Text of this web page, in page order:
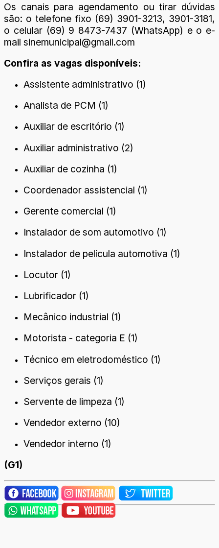
Os canais para agendamento ou tirar dúvidas
são: o telefone fixo (69) 3901-3213, 3901-3181,
o celular (69) 9 8473-7437 (WhatsApp) e o e-
mail sinemunicipal@gmail.com
Confira as vagas disponíveis:
Assistente administrativo (1)
Analista de PCM (1)
Auxiliar de escritório (1)
Auxiliar administrativo (2)
Auxiliar de cozinha (1)
Coordenador assistencial (1)
Gerente comercial (1)
Instalador de som automotivo (1)
Instalador de película automotiva (1)
Locutor (1)
Lubrificador (1)
Mecânico industrial (1)
Motorista - categoria E (1)
Técnico em eletrodoméstico (1)
Serviços gerais (1)
Servente de limpeza (1)
Vendedor externo (10)
Vendedor interno (1)
(G1)